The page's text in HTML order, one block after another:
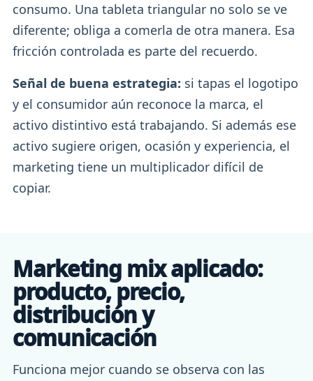
consumo. Una tableta triangular no solo se ve
diferente; obliga a comerla de otra manera. Esa
fricción controlada es parte del recuerdo.
Señal de buena estrategia: si tapas el logotipo
y el consumidor aún reconoce la marca, el
activo distintivo está trabajando. Si además ese
activo sugiere origen, ocasión y experiencia, el
marketing tiene un multiplicador difícil de
copiar.
Marketing mix aplicado:
producto, precio,
distribución y
comunicación
Funciona mejor cuando se observa con las